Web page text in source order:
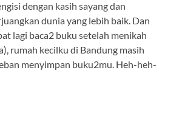
dengan kasih sayang dan
dunia yang lebih baik. Dan
lagi baca2 buku setelah menikah
rumah kecilku di Bandung masih
menyimpan buku2mu. Heh-heh-